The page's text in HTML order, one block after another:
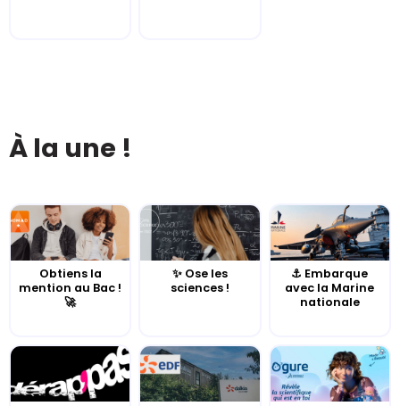
À la une !
Obtiens la
mention au Bac !
🚀
✨ Ose les
sciences !
⚓️ Embarque
avec la Marine
nationale